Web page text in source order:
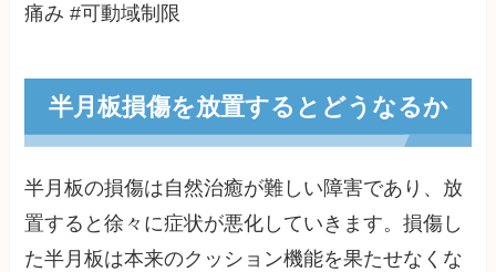
痛み #可動域制限
半月板損傷を放置するとどうなるか
半月板の損傷は自然治癒が難しい障害であり、放
置すると徐々に症状が悪化していきます。損傷し
た半月板は本来のクッション機能を果たせなくな